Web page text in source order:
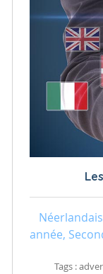
Néerlandais
année,
Tags :